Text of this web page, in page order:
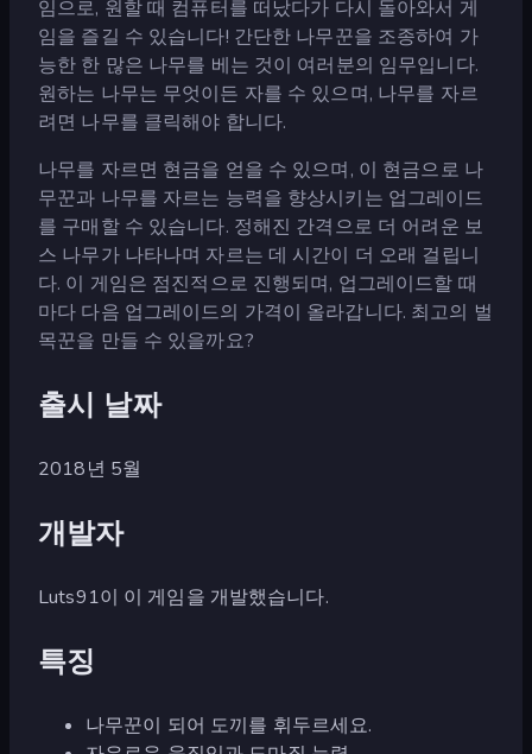
임으로, 원할 때 컴퓨터를 떠났다가 다시 돌아와서 게
임을 즐길 수 있습니다! 간단한 나무꾼을 조종하여 가
능한 한 많은 나무를 베는 것이 여러분의 임무입니다.
원하는 나무는 무엇이든 자를 수 있으며, 나무를 자르
려면 나무를 클릭해야 합니다.
나무를 자르면 현금을 얻을 수 있으며, 이 현금으로 나
무꾼과 나무를 자르는 능력을 향상시키는 업그레이드
를 구매할 수 있습니다. 정해진 간격으로 더 어려운 보
스 나무가 나타나며 자르는 데 시간이 더 오래 걸립니
다. 이 게임은 점진적으로 진행되며, 업그레이드할 때
마다 다음 업그레이드의 가격이 올라갑니다. 최고의 벌
목꾼을 만들 수 있을까요?
출시 날짜
2018년 5월
개발자
Luts91이 이 게임을 개발했습니다.
특징
나무꾼이 되어 도끼를 휘두르세요.